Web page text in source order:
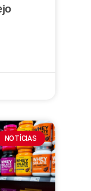
NOTÍCIAS